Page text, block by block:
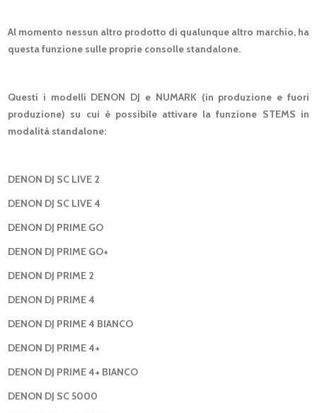
Al momento nessun altro prodotto di qualunque altro marchio, ha
questa funzione sulle proprie consolle standalone.
Questi i modelli DENON DJ e NUMARK (in produzione e fuori
produzione) su cui è possibile attivare la funzione STEMS in
modalità standalone:
DENON DJ SC LIVE 2
DENON DJ SC LIVE 4
DENON DJ PRIME GO
DENON DJ PRIME GO+
DENON DJ PRIME 2
DENON DJ PRIME 4
DENON DJ PRIME 4 BIANCO
DENON DJ PRIME 4+
DENON DJ PRIME 4+ BIANCO
DENON DJ SC 5000